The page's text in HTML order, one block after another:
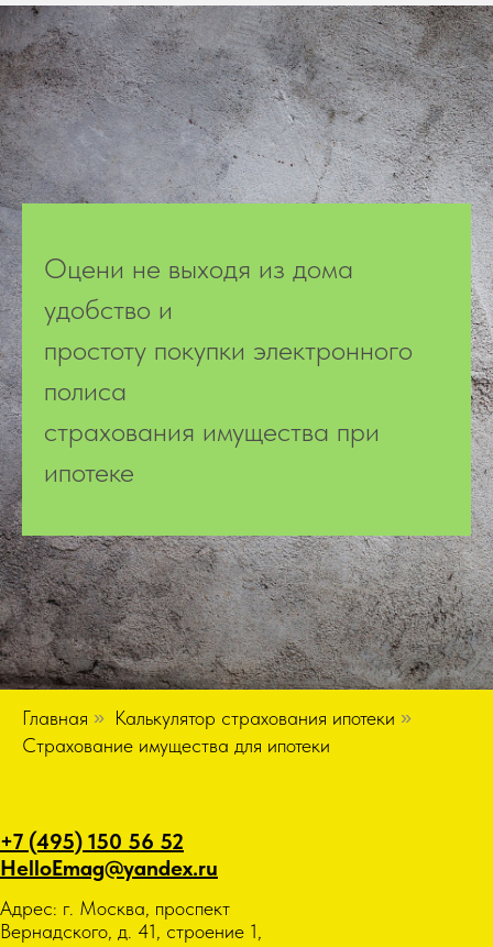
Оцени не выходя из дома
удобство и
простоту покупки электронного
полиса
страхования имущества при
ипотеке
Главная » Калькулятор страхования ипотеки »
Страхование имущества для ипотеки
+7 (495) 150 56 52
HelloEmag@yandex.ru
Адрес: г. Москва, проспект
Вернадского, д. 41, строение 1,